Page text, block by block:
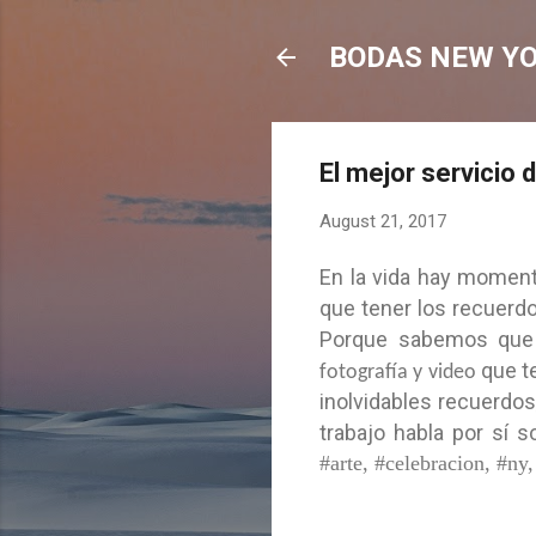
BODAS NEW
El mejor servicio
August 21, 2017
En la vida hay
que tener los
Porque sabemos
fotografía y video que
inolvidables
trabajo habla por sí
#arte, #celebracion,